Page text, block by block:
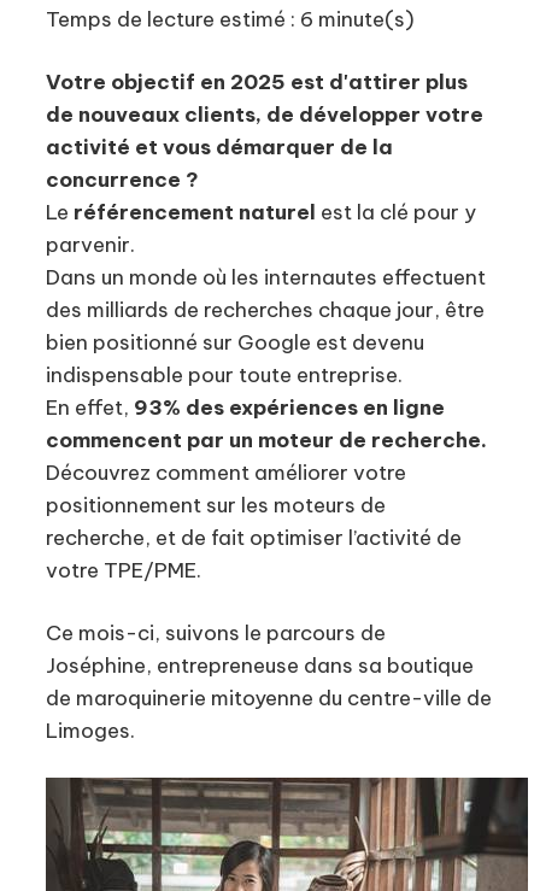
Temps de lecture estimé : 6 minute(s)
Votre objectif en 2025 est d'attirer plus
de nouveaux clients, de développer votre
activité et vous démarquer de la
concurrence ?
Le référencement naturel est la clé pour y
parvenir.
Dans un monde où les internautes effectuent
des milliards de recherches chaque jour, être
bien positionné sur Google est devenu
indispensable pour toute entreprise.
En effet, 93% des expériences en ligne
commencent par un moteur de recherche.
Découvrez comment améliorer votre
positionnement sur les moteurs de
recherche, et de fait optimiser l’activité de
votre TPE/PME.
Ce mois-ci, suivons le parcours de
Joséphine, entrepreneuse dans sa boutique
de maroquinerie mitoyenne du centre-ville de
Limoges.